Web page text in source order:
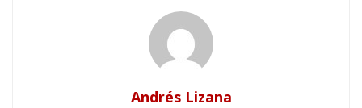
Andrés Lizana